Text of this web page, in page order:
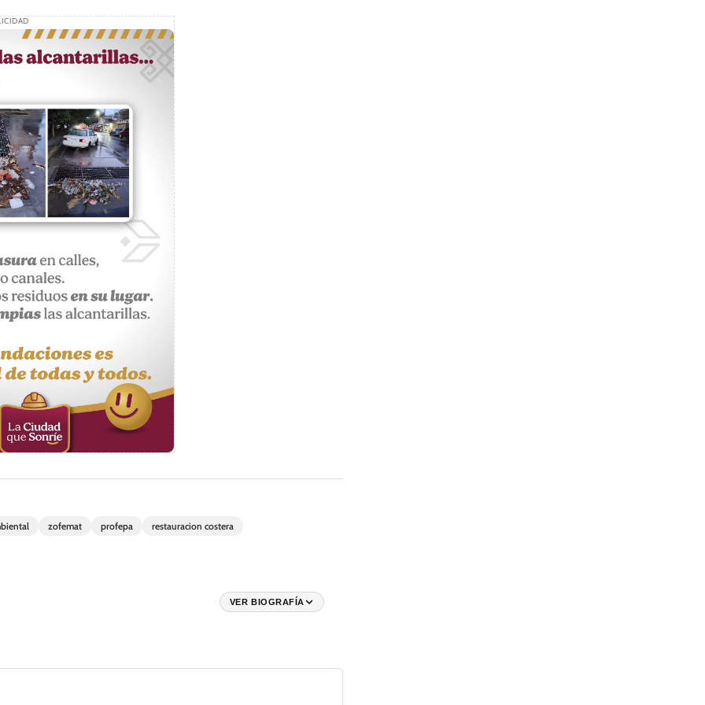
zofemat profepa restauracion costera
VER BIOGRAFÍA